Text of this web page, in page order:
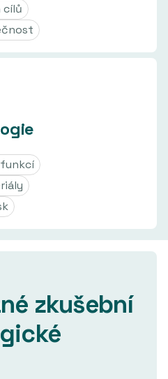
cílů
zkušební